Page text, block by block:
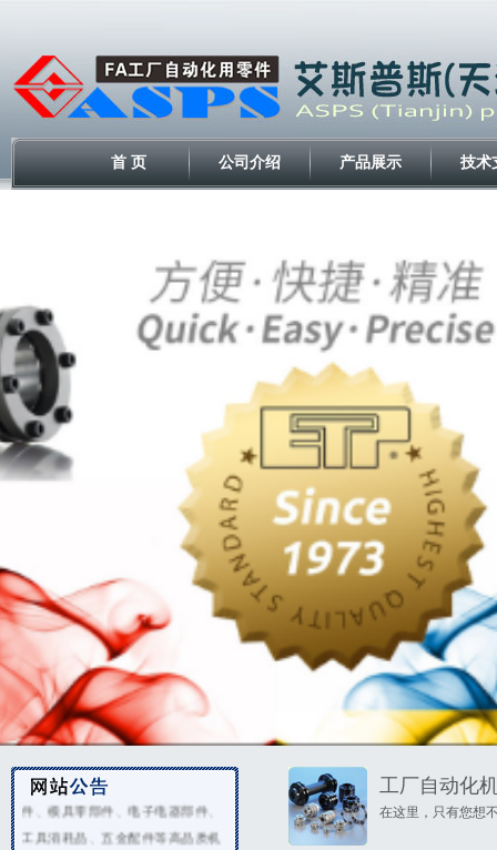
首 页 公司介绍 产品展示 技术
艾斯普斯（天津）精密机械有限公
司成立于2009年，是一家专业从事
床配件、FA工厂自动化用零部
件、模具零部件、电子电器部件、
工具消耗品、五金配件等高品质机
工厂自动化
在这里，只有您想